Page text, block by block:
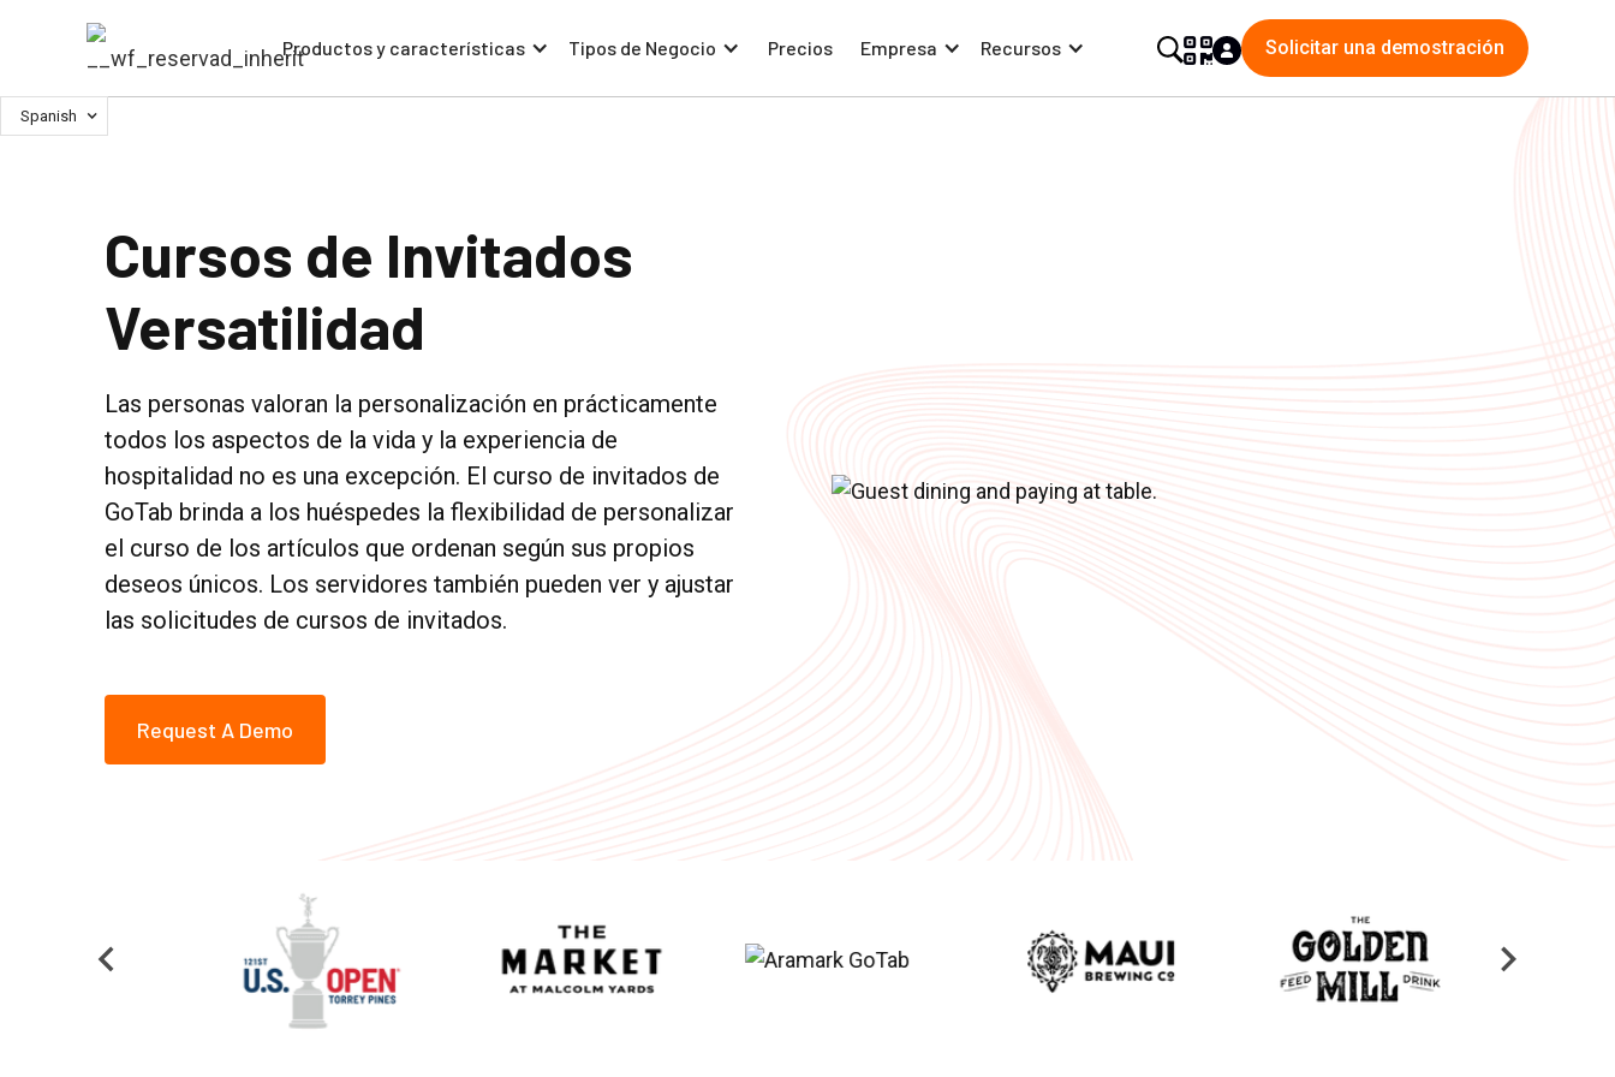
Productos y características Tipos de Negocio Precios Empresa Recursos Solicitar una demostración
Spanish
Cursos de Invitados
Versatilidad
Las personas valoran la personalización en prácticamente
todos los aspectos de la vida y la experiencia de
hospitalidad no es una excepción. El curso de invitados de
GoTab brinda a los huéspedes la flexibilidad de personalizar
el curso de los artículos que ordenan según sus propios
deseos únicos. Los servidores también pueden ver y ajustar
las solicitudes de cursos de invitados.
Request A Demo